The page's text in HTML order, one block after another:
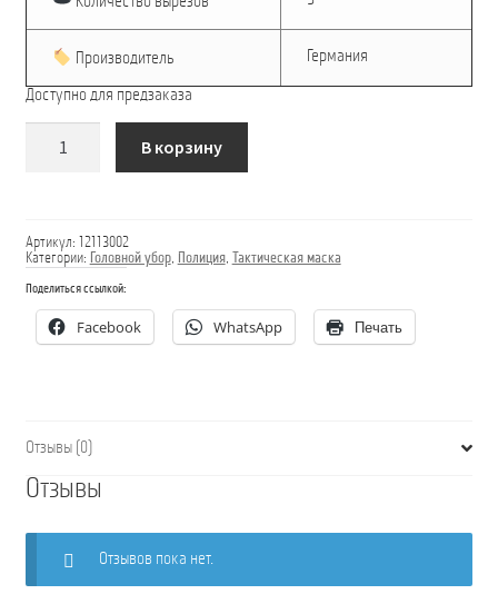
Производитель Германия
Доступно для предзаказа
товара
В корзину
Артикул: 12113002
Категории: Головной убор, Полиция, Тактическая маска
Поделиться ссылкой:
Facebook WhatsApp Печать
Отзывы (0)
Отзывы
Отзывов пока нет.